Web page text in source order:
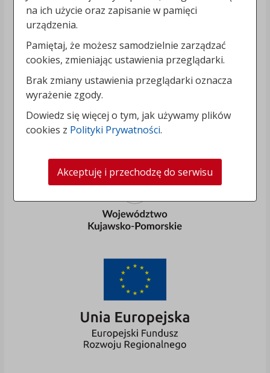
na ich użycie oraz zapisanie w pamięci
urządzenia.
Pamiętaj, że możesz samodzielnie zarządzać
cookies, zmieniając ustawienia przeglądarki.
Brak zmiany ustawienia przeglądarki oznacza
wyrażenie zgody.
Dowiedz się więcej o tym, jak używamy plików
cookies z Polityki Prywatności.
Akceptuję i przechodzę do serwisu